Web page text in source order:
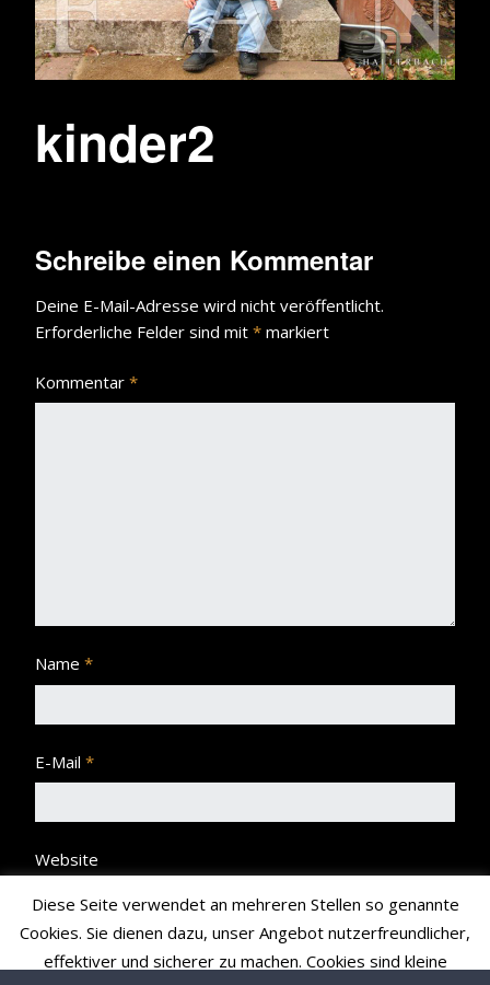
kinder2
Schreibe einen Kommentar
Deine E-Mail-Adresse wird nicht veröffentlicht.
Erforderliche Felder sind mit * markiert
Kommentar *
Name *
E-Mail *
Website
Diese Seite verwendet an mehreren Stellen so genannte
Cookies. Sie dienen dazu, unser Angebot nutzerfreundlicher,
effektiver und sicherer zu machen. Cookies sind kleine